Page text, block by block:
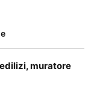
muratore